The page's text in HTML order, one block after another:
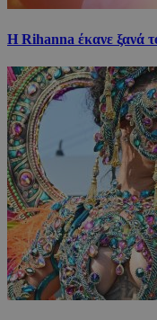
Η Rihanna έκανε ξανά